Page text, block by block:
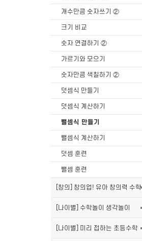
개수만큼 숫자쓰기 ②
크기 비교
숫자 연결하기 ②
가르기와 모으기
숫자만큼 색칠하기 ②
덧셈식 만들기
덧셈식 계산하기
뺄셈식 만들기
뺄셈식 계산하기
덧셈 훈련
뺄셈 훈련
[창의] 창의업! 유아 창의력 수학
[나이별] 수학놀이 생각놀이
[나이별] 미리 접하는 초등수학